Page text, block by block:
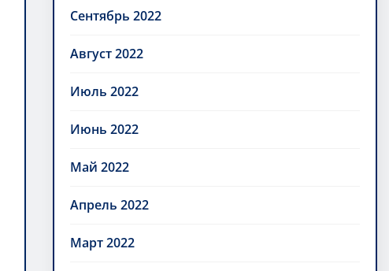
Сентябрь 2022
Август 2022
Июль 2022
Июнь 2022
Май 2022
Апрель 2022
Март 2022